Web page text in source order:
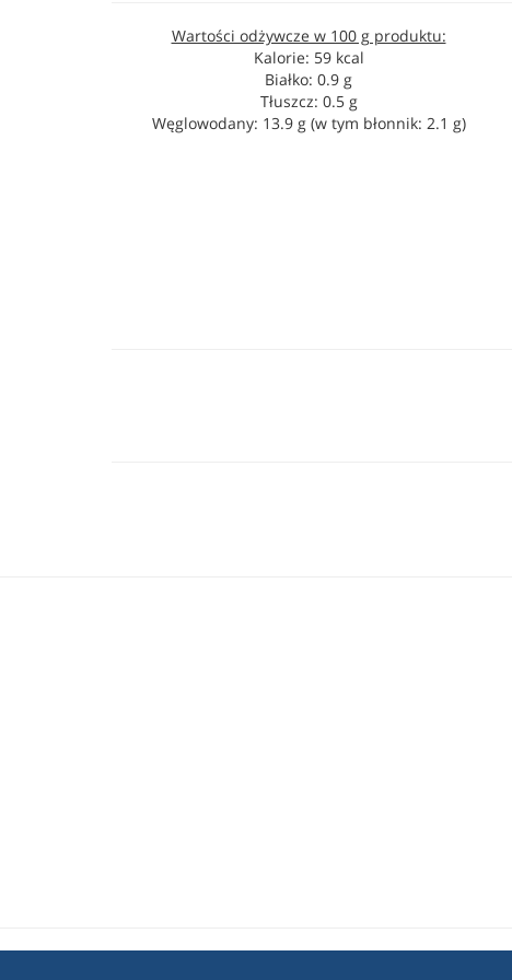
Wartości odżywcze w 100 g produktu:
Kalorie: 59 kcal
Białko: 0.9 g
Tłuszcz: 0.5 g
Węglowodany: 13.9 g (w tym błonnik: 2.1 g)